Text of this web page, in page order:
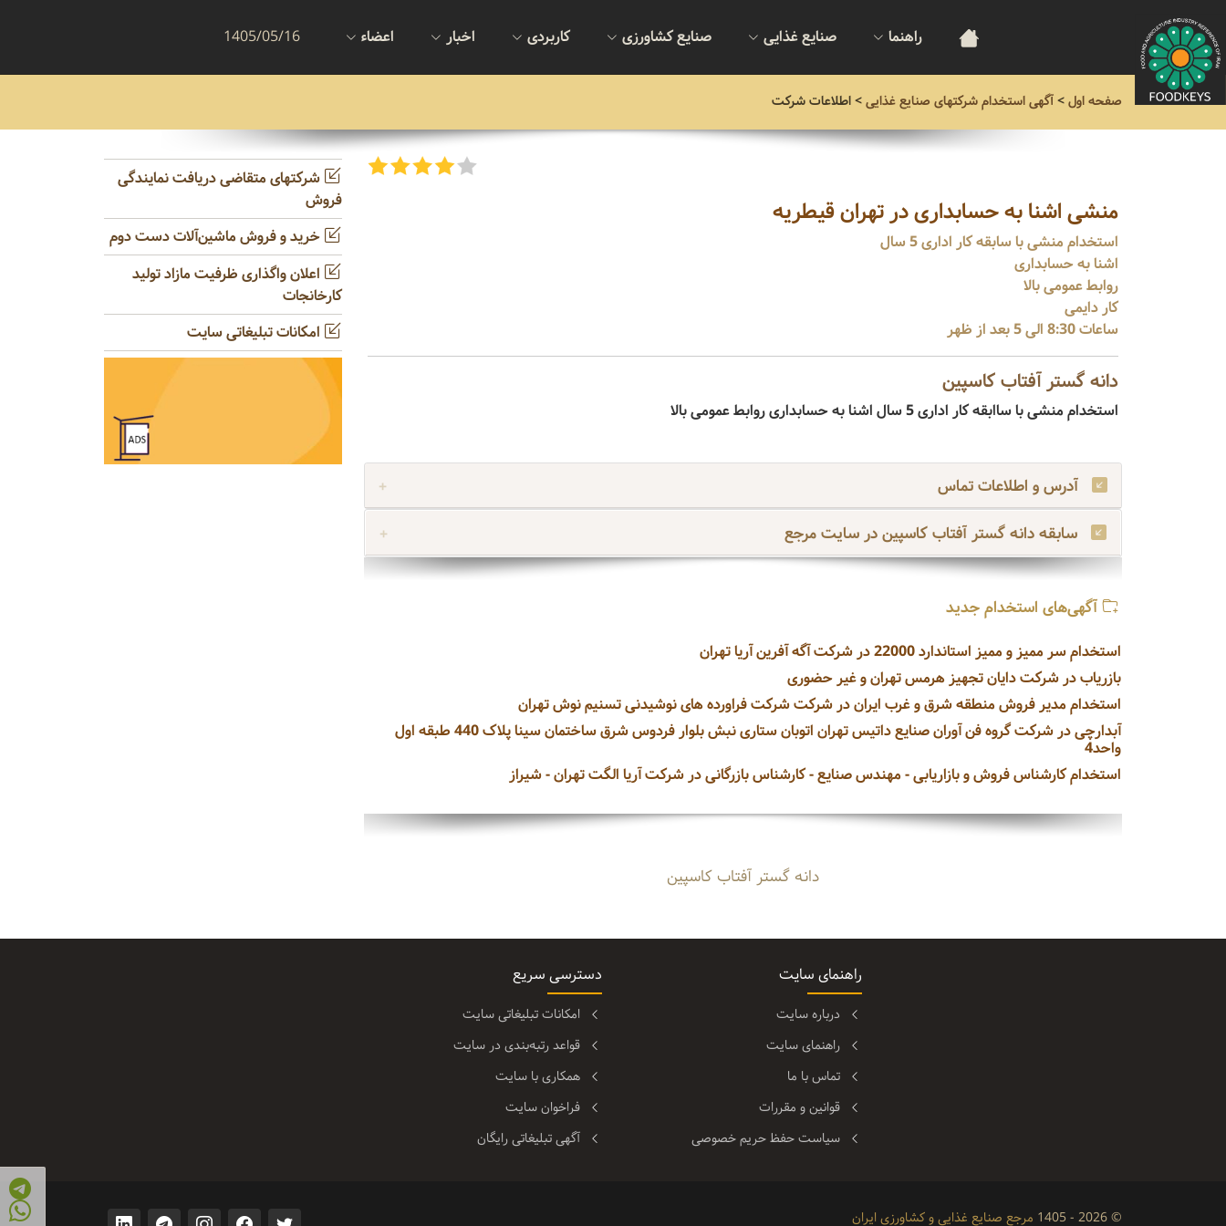
راهنما صنایع غذایی صنایع کشاورزی کاربردی اخبار اعضاء 1405/05/16
صفحه اول>آگهی استخدام شرکتهای صنایع غذایی>اطلاعات شرکت
منشی اشنا به حسابداری در تهران قیطریه
استخدام منشی با سابقه کار اداری 5 سال
اشنا به حسابداری
روابط عمومی بالا
کار دایمی
ساعات 8:30 الی 5 بعد از ظهر
دانه گستر آفتاب کاسپین
استخدام منشی با ساابقه کار اداری 5 سال اشنا به حسابداری روابط عمومی بالا
آدرس و اطلاعات تماس
سابقه دانه گستر آفتاب کاسپین در سایت مرجع
آگهی‌های استخدام جدید
استخدام سر ممیز و ممیز استاندارد 22000 در شرکت آگه آفرین آریا تهران
بازریاب در شرکت دایان تجهیز هرمس تهران و غیر حضوری
استخدام مدیر فروش منطقه شرق و غرب ایران در شرکت شرکت فراورده های نوشیدنی تسنیم نوش تهران
آبدارچی در شرکت گروه فن آوران صنایع داتیس تهران اتوبان ستاری نبش بلوار فردوس شرق ساختمان سینا پلاک 440 طبقه اول
واحد4
استخدام کارشناس فروش و بازاریابی - مهندس صنایع - کارشناس بازرگانی در شرکت آریا الگت تهران - شیراز
دانه گستر آفتاب کاسپین
شرکتهای متقاضی دریافت نمایندگی
فروش
خرید و فروش ماشین‌آلات دست دوم
اعلان واگذاری ظرفیت مازاد تولید
کارخانجات
امکانات تبلیغاتی سایت
راهنمای سایت
درباره سایت
راهنمای سایت
تماس با ما
قوانین و مقررات
سیاست حفظ حریم خصوصی
دسترسی سریع
امکانات تبلیغاتی سایت
قواعد رتبه‌بندی در سایت
همکاری با سایت
فراخوان سایت
آگهی تبلیغاتی رایگان
© 2026 - 1405 مرجع صنایع غذایی و کشاورزی ایران